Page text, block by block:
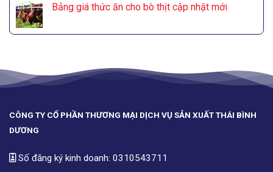
Bảng giá thức ăn cho bò thịt cập nhật mới
CÔNG TY CỔ PHẦN THƯƠNG MẠI DỊCH VỤ SẢN XUẤT THÁI BÌNH
DƯƠNG
Số đăng ký kinh doanh: 0310543711